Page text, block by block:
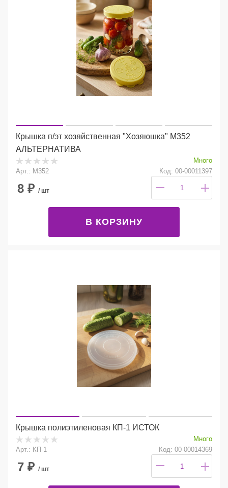
Крышка п/эт хозяйственная "Хозяюшка" М352
АЛЬТЕРНАТИВА
Много
Арт.: М352
Код: 00-00011397
8 ₽ / шт
В КОРЗИНУ
Крышка полиэтиленовая КП-1 ИСТОК
Много
Арт.: КП-1
Код: 00-00014369
7 ₽ / шт